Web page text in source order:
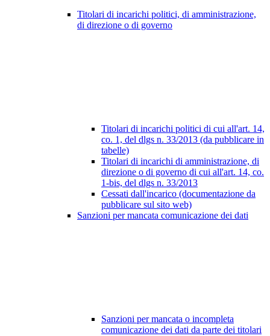
Titolari di incarichi politici, di amministrazione,
di direzione o di governo
Titolari di incarichi politici di cui all'art. 14,
co. 1, del dlgs n. 33/2013 (da pubblicare in
tabelle)
Titolari di incarichi di amministrazione, di
direzione o di governo di cui all'art. 14, co.
1-bis, del dlgs n. 33/2013
Cessati dall'incarico (documentazione da
pubblicare sul sito web)
Sanzioni per mancata comunicazione dei dati
Sanzioni per mancata o incompleta
comunicazione dei dati da parte dei titolari